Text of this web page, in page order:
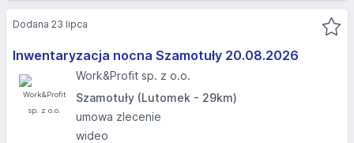
Inwentaryzacja nocna Szamotuły 20.08.2026​
Work&Profit sp. z o.o.
Szamotuły (Lutomek - 29km)
umowa zlecenie
wideo
Dodana 23 lipca